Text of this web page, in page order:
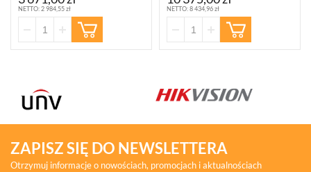
NETTO: 2 984,55 zł NETTO: 8 434,96 zł
ZAPISZ SIĘ DO NEWSLETTERA
Otrzymuj informacje o nowościach, promocjach i aktualnościach